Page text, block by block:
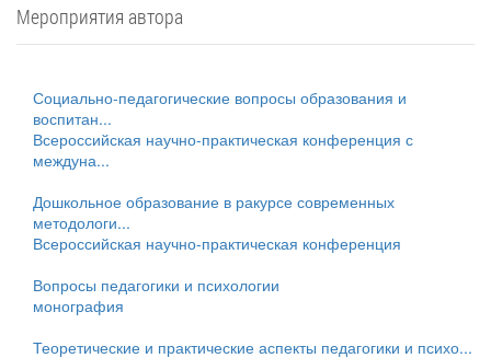
Мероприятия автора
Социально-педагогические вопросы образования и
воспитан...
Всероссийская научно-практическая конференция с
междуна...
Дошкольное образование в ракурсе современных
методологи...
Всероссийская научно-практическая конференция
Вопросы педагогики и психологии
монография
Теоретические и практические аспекты педагогики и психо...